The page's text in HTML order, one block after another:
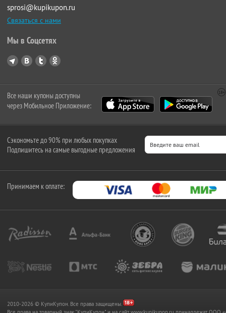
sprosi@kupikupon.ru
Связаться с нами
Мы в Соцсетях
Все наши купоны доступны
через Мобильное Приложение:
Сэкономьте до 90% при любых покупках
Подпишитесь на самые выгодные предложения
Принимаем к оплате:
2010-2026 © КупиКупон. Все права защищены.